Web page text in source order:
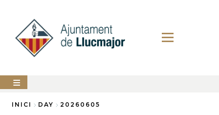
contingut
AJUNTAMENT
INICI DAY 20260605